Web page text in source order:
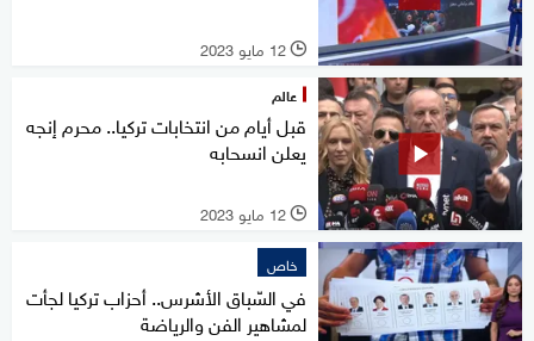
l 12 مايو 2023
عالم
قبل أيام من انتخابات تركيا.. محرم إنجه
يعلن انسحابه
l 12 مايو 2023
خاص
في السّباق الأشرس.. أحزاب تركيا لجأت
لمشاهير الفن والرياضة